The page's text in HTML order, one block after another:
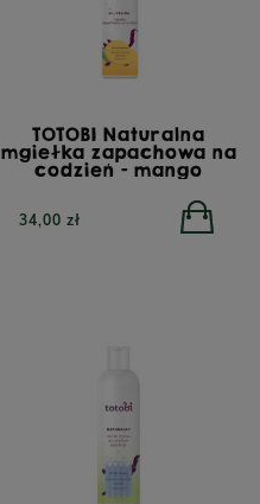
TOTOBI Naturalna
mgiełka zapachowa na
codzień - mango
34,00 zł